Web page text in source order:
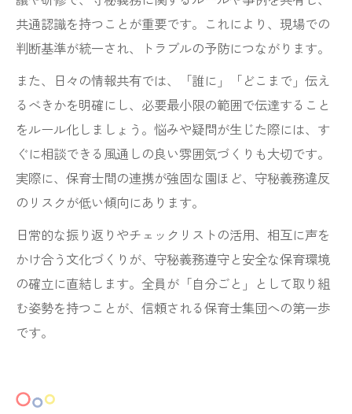
共通認識を持つことが重要です。これにより、現場での
判断基準が統一され、トラブルの予防につながります。
また、日々の情報共有では、「誰に」「どこまで」伝え
るべきかを明確にし、必要最小限の範囲で伝達すること
をルール化しましょう。悩みや疑問が生じた際には、す
ぐに相談できる風通しの良い雰囲気づくりも大切です。
実際に、保育士間の連携が強固な園ほど、守秘義務違反
のリスクが低い傾向にあります。
日常的な振り返りやチェックリストの活用、相互に声を
かけ合う文化づくりが、守秘義務遵守と安全な保育環境
の確立に直結します。全員が「自分ごと」として取り組
む姿勢を持つことが、信頼される保育士集団への第一歩
です。